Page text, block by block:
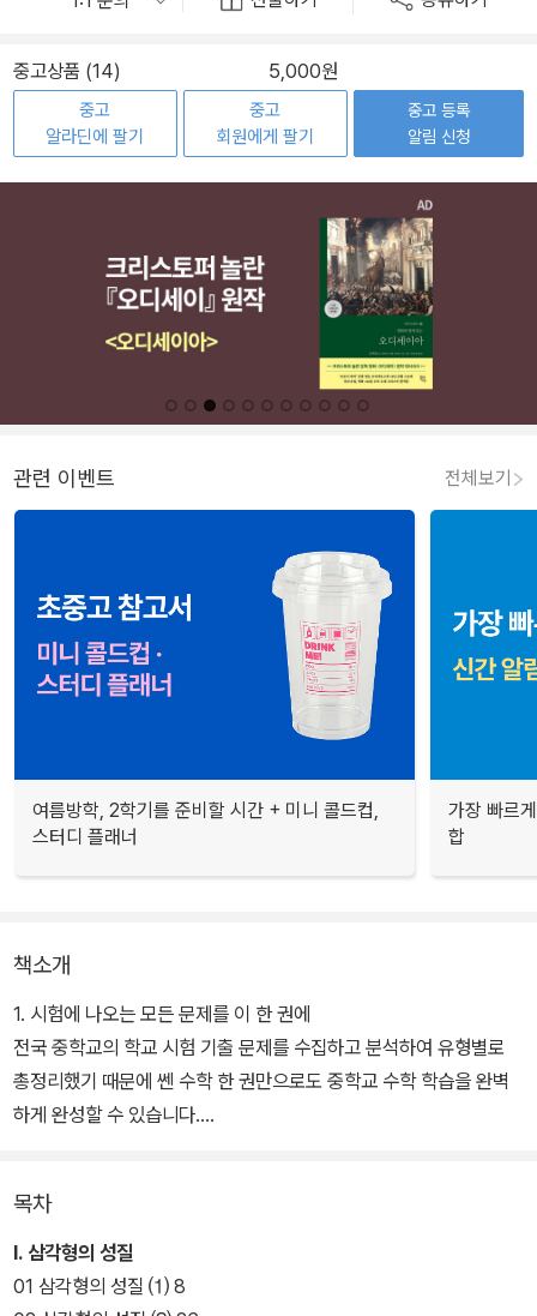
중고상품 (14) 5,000원
중고
알라딘에 팔기
중고
회원에게 팔기
중고 등록
알림 신청
관련 이벤트 전체보기
여름방학, 2학기를 준비할 시간 + 미니 콜드컵,
스터디 플래너
가장 빠르
합
책소개
1. 시험에 나오는 모든 문제를 이 한 권에
전국 중학교의 학교 시험 기출 문제를 수집하고 분석하여 유형별로
총정리했기 때문에 쎈 수학 한 권만으로도 중학교 수학 학습을 완벽
하게 완성할 수 있습니다.
쉬운 문제에서부터 어려운 문제까지 순서대로 도전하는 것이 합리적
인 수학 학습법입니다. 쎈 수학은 모든 문제를 3단계로 나누어 수준
별로 구성하고, 유형 뽀개기에서는 이를 다시 하, 중, 상의 난이도로
목차
I. 삼각형의 성질
01 삼각형의 성질 ⑴ 8